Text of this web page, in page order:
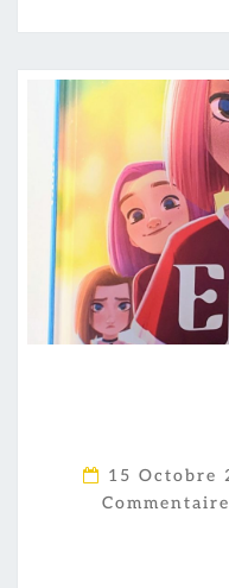
15 Octobre
Commentaire